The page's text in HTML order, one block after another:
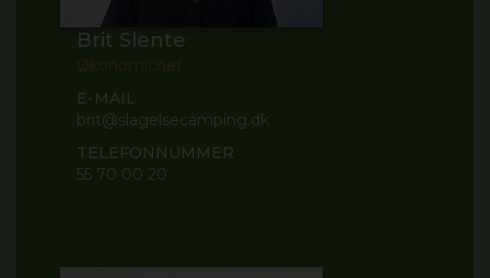
Brit Slente
Økonomichef
E-MAIL
brit@slagelsecamping.dk
TELEFONNUMMER
55 70 00 20